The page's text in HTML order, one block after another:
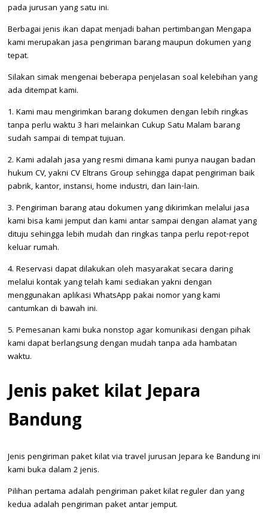
pada jurusan yang satu ini.
Berbagai jenis ikan dapat menjadi bahan pertimbangan Mengapa
kami merupakan jasa pengiriman barang maupun dokumen yang
tepat.
Silakan simak mengenai beberapa penjelasan soal kelebihan yang
ada ditempat kami.
1. Kami mau mengirimkan barang dokumen dengan lebih ringkas
tanpa perlu waktu 3 hari melainkan Cukup Satu Malam barang
sudah sampai di tempat tujuan.
2. Kami adalah jasa yang resmi dimana kami punya naugan badan
hukum CV, yakni CV Eltrans Group sehingga dapat pengiriman baik
pabrik, kantor, instansi, home industri, dan lain-lain.
3. Pengiriman barang atau dokumen yang dikirimkan melalui jasa
kami bisa kami jemput dan kami antar sampai dengan alamat yang
dituju sehingga lebih mudah dan ringkas tanpa perlu repot-repot
keluar rumah.
4. Reservasi dapat dilakukan oleh masyarakat secara daring
melalui kontak yang telah kami sediakan yakni dengan
menggunakan aplikasi WhatsApp pakai nomor yang kami
cantumkan di bawah ini.
5. Pemesanan kami buka nonstop agar komunikasi dengan pihak
kami dapat berlangsung dengan mudah tanpa ada hambatan
waktu.
Jenis paket kilat Jepara
Bandung
Jenis pengiriman paket kilat via travel jurusan Jepara ke Bandung ini
kami buka dalam 2 jenis.
Pilihan pertama adalah pengiriman paket kilat reguler dan yang
kedua adalah pengiriman paket antar jemput.